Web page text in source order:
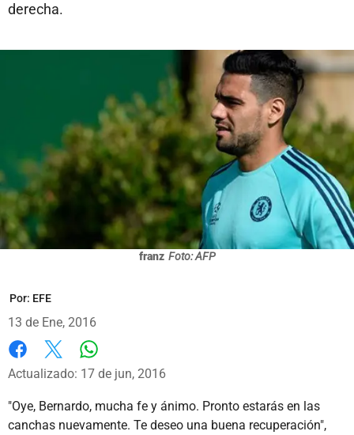
derecha.
franz Foto: AFP
Por: EFE
13 de Ene, 2016
Facebook
X
Actualizado: 17 de jun, 2016
"Oye, Bernardo, mucha fe y ánimo. Pronto estarás en las
canchas nuevamente. Te deseo una buena recuperación",